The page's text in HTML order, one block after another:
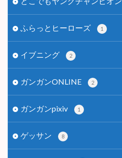
ふらっとヒーローズ 1
イブニング 2
ガンガンONLINE 2
ガンガンpixiv 1
ゲッサン 8